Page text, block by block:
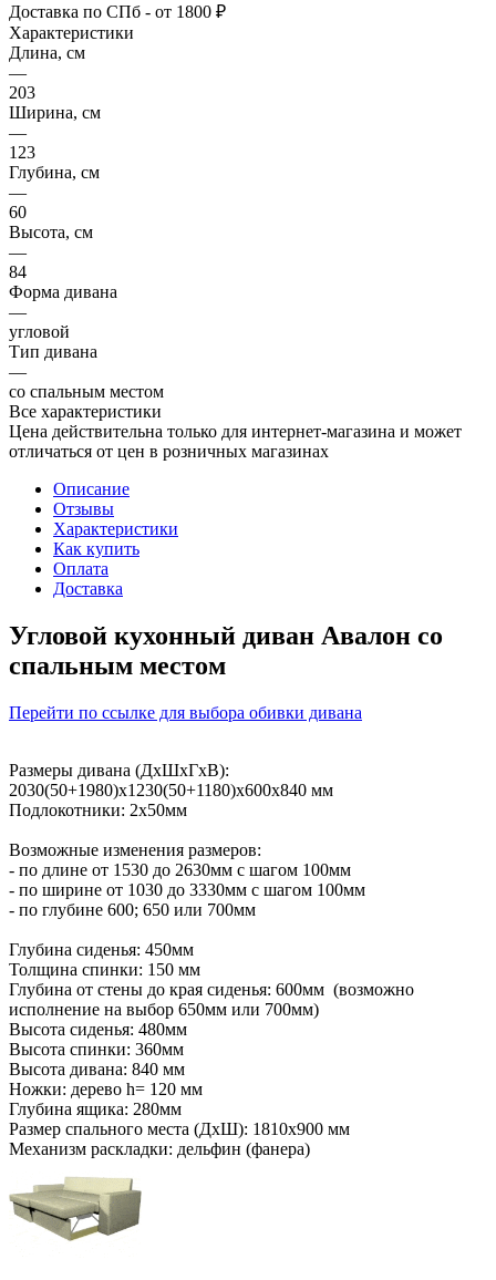
Доставка по СПб - от 1800 ₽
Характеристики
Длина, см
—
203
Ширина, см
—
123
Глубина, см
—
60
Высота, см
—
84
Форма дивана
—
угловой
Тип дивана
—
со спальным местом
Все характеристики
Цена действительна только для интернет-магазина и может
отличаться от цен в розничных магазинах
Описание
Отзывы
Характеристики
Как купить
Оплата
Доставка
Угловой кухонный диван Авалон со
спальным местом
Перейти по ссылке для выбора обивки дивана
Размеры дивана (ДхШхГхВ):
2030(50+1980)х1230(50+1180)х600х840 мм
Подлокотники: 2х50мм
Возможные изменения размеров:
- по длине от 1530 до 2630мм с шагом 100мм
- по ширине от 1030 до 3330мм с шагом 100мм
- по глубине 600; 650 или 700мм
Глубина сиденья: 450мм
Толщина спинки: 150 мм
Глубина от стены до края сиденья: 600мм (возможно
исполнение на выбор 650мм или 700мм)
Высота сиденья: 480мм
Высота спинки: 360мм
Высота дивана: 840 мм
Ножки: дерево h= 120 мм
Глубина ящика: 280мм
Размер спального места (ДхШ): 1810х900 мм
Механизм раскладки: дельфин (фанера)